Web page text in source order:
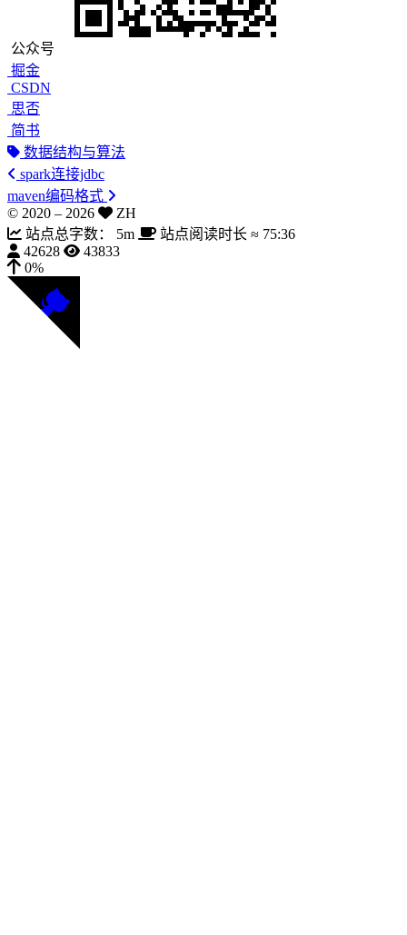
公众号
掘金
CSDN
思否
简书
数据结构与算法
spark连接jdbc
maven编码格式
© 2020 – 2026
ZH
站点总字数：
5m 站点阅读时长 ≈ 75:36
42628
43833
0%